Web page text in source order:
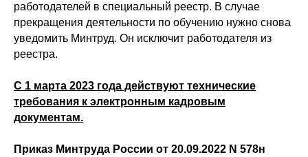
работодателей в специальный реестр. В случае
прекращения деятельности по обучению нужно снова
уведомить Минтруд. Он исключит работодателя из
реестра.
С 1 марта 2023 года действуют технические
требования к электронным кадровым
документам.
Приказ Минтруда России от 20.09.2022 N 578н